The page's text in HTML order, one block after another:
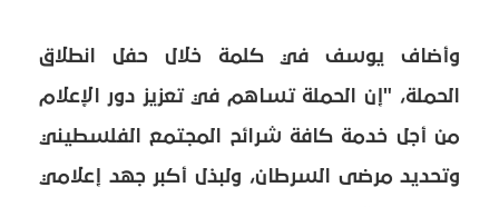
وأضاف يوسف في كلمة خلال حفل انطلاق
الحملة، "إن الحملة تساهم في تعزيز دور الإعلام
من أجل خدمة كافة شرائح المجتمع الفلسطيني
وتحديد مرضى السرطان، ولبذل أكبر جهد إعلامي